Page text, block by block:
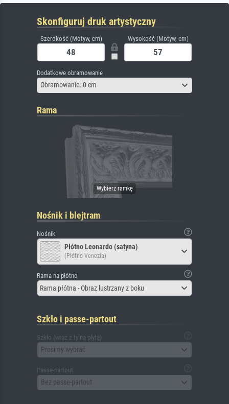
Skonfiguruj druk artystyczny
Szerokość (Motyw, cm) Wysokość (Motyw, cm)
Dodatkowe obramowanie
Obramowanie: 0 cm
Rama
Nośnik i blejtram
Nośnik
Płótno Leonardo (satyna)
(Płótno Venezia)
Rama na płótno
Rama płótna - Obraz lustrzany z boku
Szkło i passe-partout
Szkło (wraz z tylną płytą)
Prosimy wybrać
Passe-partout
Bez passe-partout